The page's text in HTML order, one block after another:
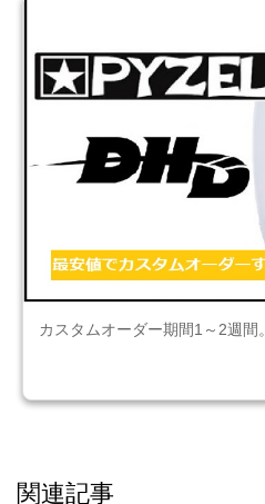
カスタムオーダー期間1～2週間
関連記事